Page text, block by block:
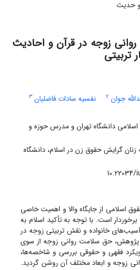
زوجه در قرآن و احادیث
تربیتی
جوان 2 نفسیه سادات فاضلیان 3
دانشگاه تهران و مدرس حوزه و
گرایش حقوق زن در اسلام، دانشگاه
10.22034/
اسلامی از جایگاه والا و اهمیت خاصی
است. با توجه به تأکید اسلام به
خانواده و نقش تربیتی زوجه در
پژوهش، حق سلامت روانی زوجه از سوی
فقهی و حقوقی بررسی و شاخصه‌ها،
زوجه و ابعاد مختلف آن روشن گردید.